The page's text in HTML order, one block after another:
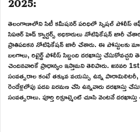
తెలంగాణాలోని సిటీ కమీషనర్ పరిధిలో స్పెషల్ పోలీస్
సిఏఆర్ హెడ్ క్వార్టర్స్ అధికారులు నోటిఫికేషన్ జారీ
ప్రాతిపదికన నోటిఫికేషన్ జారీ చేశారు. ఈ పోస్టులకు
బలగాలు, రిటైర్డ్ పోలీస్ సిబ్బంది దరఖాస్తు చేసుకోవచ్చని
చెందినవారికే ప్రాధాన్యం ఇస్తామని తెలిపారు. జనవరి
సంవత్సరాల కంటే తక్కువ వయస్సు ఉన్న పారామిలిటరీ,
రెండేళ్లలోపు పదవి విరమణ చేసి ఉన్నవారు దరఖాస్తు
సంవత్సరాలు. పూర్తి రిక్రూట్మెంట్ చూసి వెంటనే